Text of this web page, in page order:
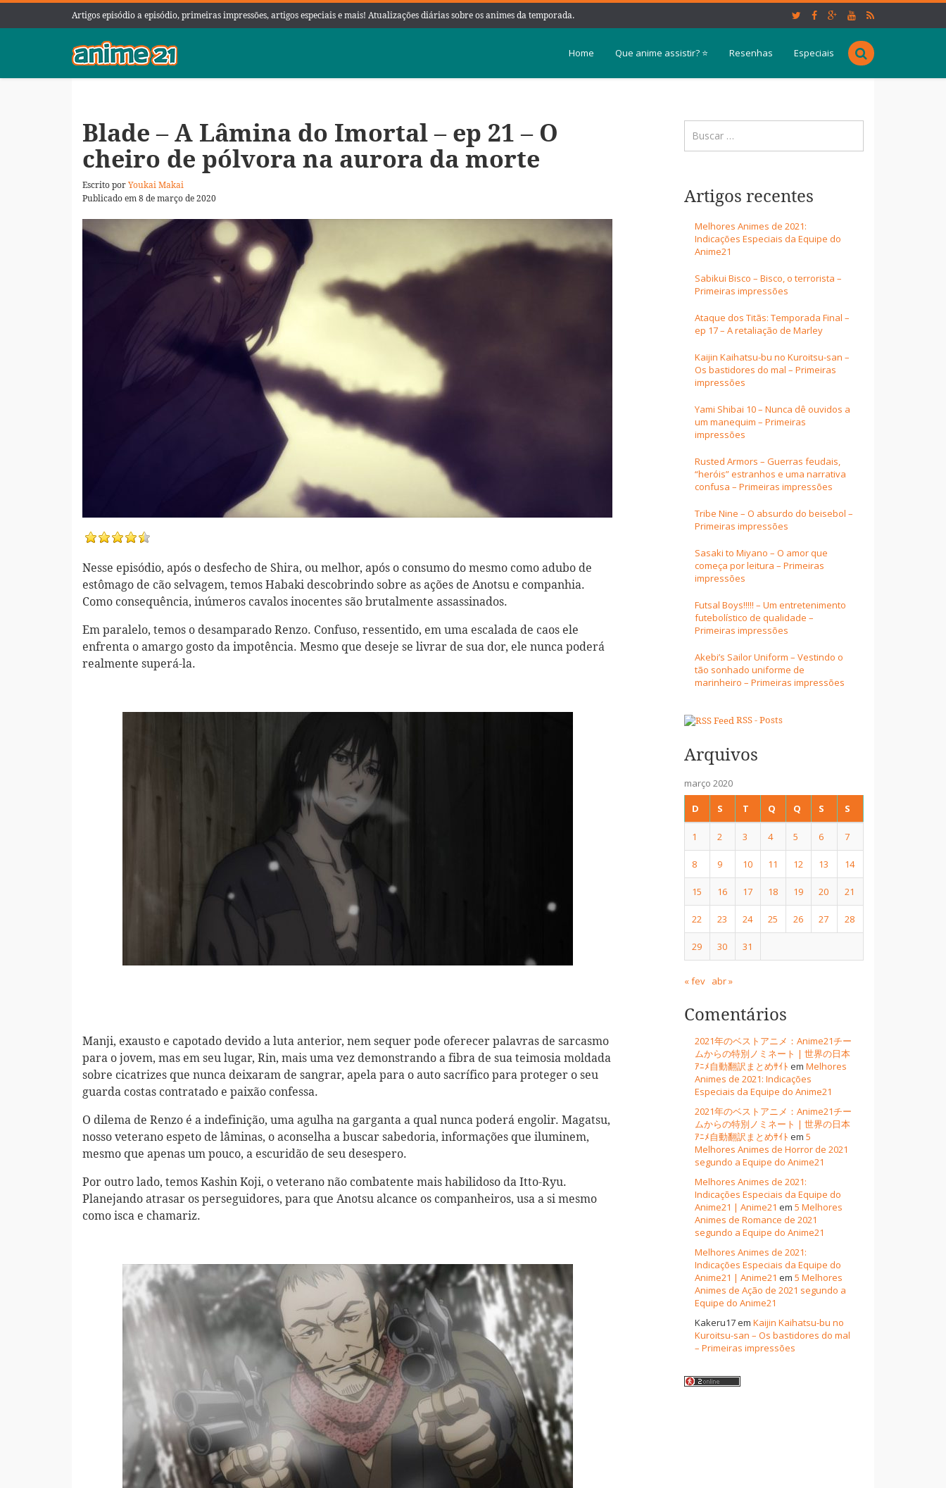
Artigos episódio a episódio, primeiras impressões, artigos especiais e mais! Atualizações diárias sobre os animes da temporada.
Home Que anime assistir? ⭐ Resenhas Especiais
Blade – A Lâmina do Imortal – ep 21 – O
cheiro de pólvora na aurora da morte
Escrito porYoukai Makai
Publicado em 8 de março de 2020
Nesse episódio, após o desfecho de Shira, ou melhor, após o consumo do mesmo como adubo de
estômago de cão selvagem, temos Habaki descobrindo sobre as ações de Anotsu e companhia.
Como consequência, inúmeros cavalos inocentes são brutalmente assassinados.
Em paralelo, temos o desamparado Renzo. Confuso, ressentido, em uma escalada de caos ele
enfrenta o amargo gosto da impotência. Mesmo que deseje se livrar de sua dor, ele nunca poderá
realmente superá-la.
Manji, exausto e capotado devido a luta anterior, nem sequer pode oferecer palavras de sarcasmo
para o jovem, mas em seu lugar, Rin, mais uma vez demonstrando a fibra de sua teimosia moldada
sobre cicatrizes que nunca deixaram de sangrar, apela para o auto sacrífico para proteger o seu
guarda costas contratado e paixão confessa.
O dilema de Renzo é a indefinição, uma agulha na garganta a qual nunca poderá engolir. Magatsu,
nosso veterano espeto de lâminas, o aconselha a buscar sabedoria, informações que iluminem,
mesmo que apenas um pouco, a escuridão de seu desespero.
Por outro lado, temos Kashin Koji, o veterano não combatente mais habilidoso da Itto-Ryu.
Planejando atrasar os perseguidores, para que Anotsu alcance os companheiros, usa a si mesmo
como isca e chamariz.
Artigos recentes
Melhores Animes de 2021:
Indicações Especiais da Equipe do
Anime21
Sabikui Bisco – Bisco, o terrorista –
Primeiras impressões
Ataque dos Titãs: Temporada Final –
ep 17 – A retaliação de Marley
Kaijin Kaihatsu-bu no Kuroitsu-san –
Os bastidores do mal – Primeiras
impressões
Yami Shibai 10 – Nunca dê ouvidos a
um manequim – Primeiras
impressões
Rusted Armors – Guerras feudais,
“heróis” estranhos e uma narrativa
confusa – Primeiras impressões
Tribe Nine – O absurdo do beisebol –
Primeiras impressões
Sasaki to Miyano – O amor que
começa por leitura – Primeiras
impressões
Futsal Boys!!!!! – Um entretenimento
futebolístico de qualidade –
Primeiras impressões
Akebi’s Sailor Uniform – Vestindo o
tão sonhado uniforme de
marinheiro – Primeiras impressões
RSS - Posts
Arquivos
março 2020
D
S T Q Q S S
1 2 3 4 5 6 7
8 9 10 11 12 13 14
15 16 17 18 19 20 21
22 23 24 25 26 27 28
29 30 31
« fev abr »
Comentários
2021年のベストアニメ：Anime21チー
ムからの特別ノミネート | 世界の日本
ｱﾆﾒ自動翻訳まとめｻｲﾄ em Melhores
Animes de 2021: Indicações
Especiais da Equipe do Anime21
2021年のベストアニメ：Anime21チー
ムからの特別ノミネート | 世界の日本
ｱﾆﾒ自動翻訳まとめｻｲﾄ em 5
Melhores Animes de Horror de 2021
segundo a Equipe do Anime21
Melhores Animes de 2021:
Indicações Especiais da Equipe do
Anime21 | Anime21 em 5 Melhores
Animes de Romance de 2021
segundo a Equipe do Anime21
Melhores Animes de 2021:
Indicações Especiais da Equipe do
Anime21 | Anime21 em 5 Melhores
Animes de Ação de 2021 segundo a
Equipe do Anime21
Kakeru17em Kaijin Kaihatsu-bu no
Kuroitsu-san – Os bastidores do mal
– Primeiras impressões